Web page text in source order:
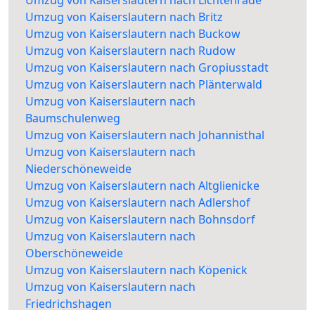
Umzug von Kaiserslautern nach Britz
Umzug von Kaiserslautern nach Buckow
Umzug von Kaiserslautern nach Rudow
Umzug von Kaiserslautern nach Gropiusstadt
Umzug von Kaiserslautern nach Plänterwald
Umzug von Kaiserslautern nach
Baumschulenweg
Umzug von Kaiserslautern nach Johannisthal
Umzug von Kaiserslautern nach
Niederschöneweide
Umzug von Kaiserslautern nach Altglienicke
Umzug von Kaiserslautern nach Adlershof
Umzug von Kaiserslautern nach Bohnsdorf
Umzug von Kaiserslautern nach
Oberschöneweide
Umzug von Kaiserslautern nach Köpenick
Umzug von Kaiserslautern nach
Friedrichshagen